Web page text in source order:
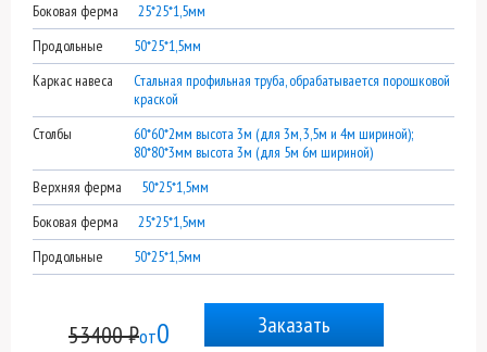
Боковая ферма
25*25*1,5мм
Продольные
50*25*1,5мм
Каркас навеса
Стальная профильная труба, обрабатывается порошковой
краской
Столбы
60*60*2мм высота 3м (для 3м, 3,5м и 4м шириной);
80*80*3мм высота 3м (для 5м 6м шириной)
Верхняя ферма
50*25*1,5мм
Боковая ферма
25*25*1,5мм
Продольные
50*25*1,5мм
53400 ₽от0 Заказать